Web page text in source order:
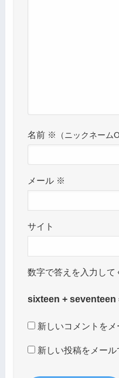
名前 ※
メール ※
サイト
数字で答えを入力して
sixteen + seventeen
新しいコメントをメ
新しい投稿をメール